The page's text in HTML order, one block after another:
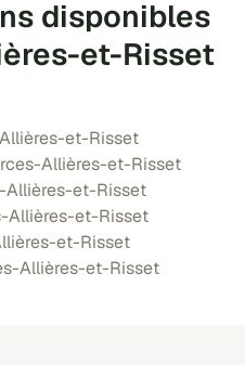
disponibles
et-Risset
et-Risset
Allières-et-Risset
Allières-et-Risset
Allières-et-Risset
et-Risset
Allières-et-Risset